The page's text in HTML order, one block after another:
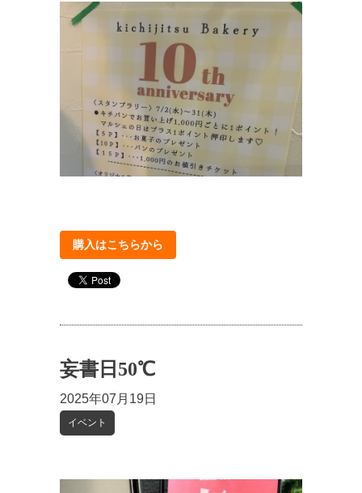
購入はこちらから
妄書日50℃
2025年07月19日
イベント